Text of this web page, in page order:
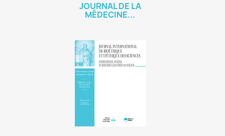
JOURNAL DE LA
MÉDECINE...